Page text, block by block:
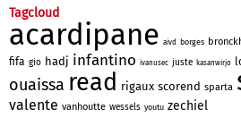
Tagcloud
acardipane aivd borges
fifa gio hadj infantino ivanusec juste kasanwirjo
ouaissa read rigaux scorend sparta
valente vanhoutte wessels youtu zechiel